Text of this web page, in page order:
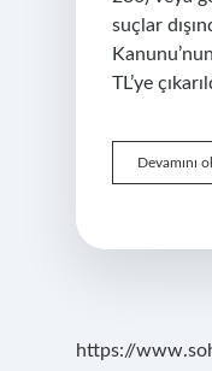
suçlar
TL’ye
Devamını
https://